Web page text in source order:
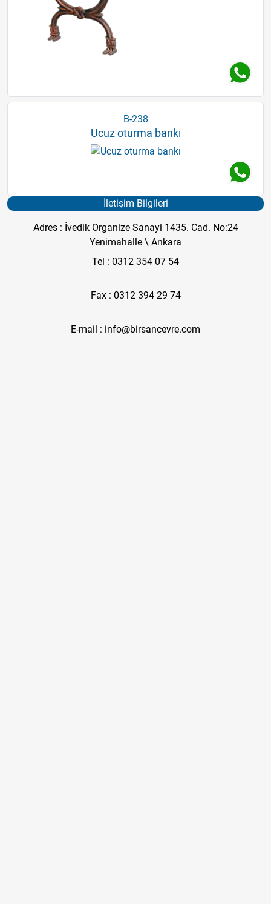
B-238
Ucuz oturma bankı
İletişim Bilgileri
Adres : İvedik Organize Sanayi 1435. Cad. No:24
Yenimahalle \ Ankara
Tel : 0312 354 07 54
Fax : 0312 394 29 74
E-mail : info@birsancevre.com